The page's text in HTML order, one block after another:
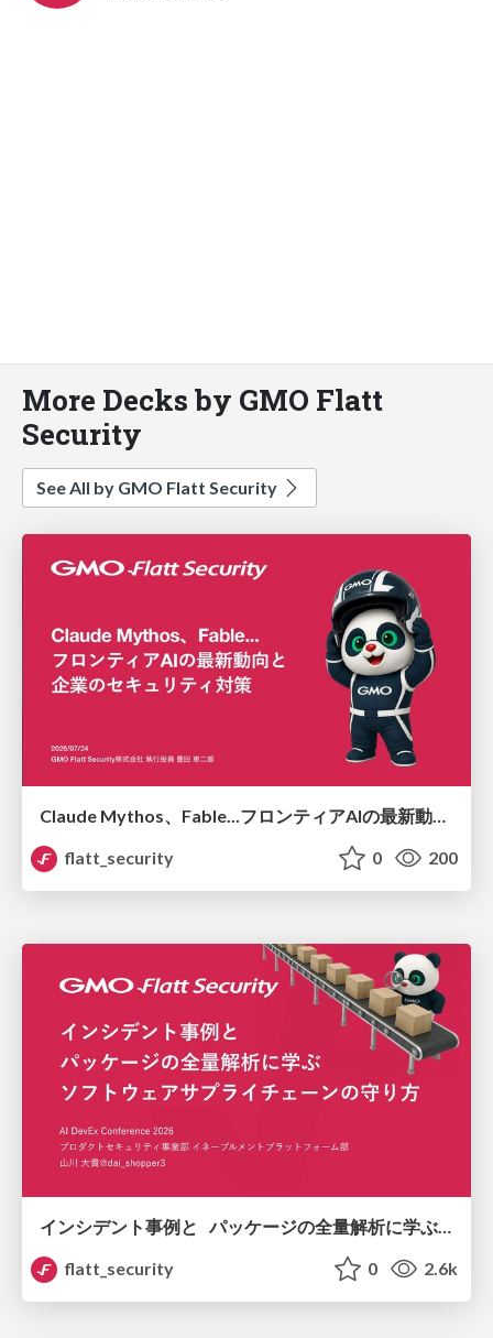
More Decks by GMO Flatt
Security
See All by GMO Flatt Security
Claude Mythos、Fable...フロンティアAIの最新動向と企業のセキュリティ対策
flatt_security
0 200
flatt_security
0 2.6k